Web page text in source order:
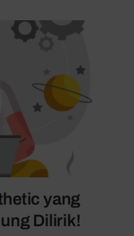
yang
Dilirik!